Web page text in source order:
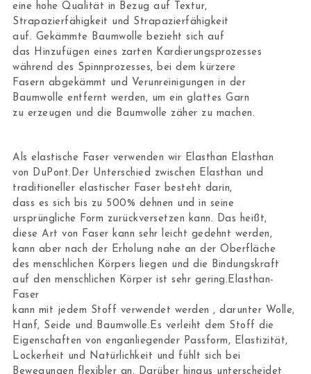
eine hohe Qualität in Bezug auf Textur,
Strapazierfähigkeit und Strapazierfähigkeit
auf. Gekämmte Baumwolle bezieht sich auf
das Hinzufügen eines zarten Kardierungsprozesses
während des Spinnprozesses, bei dem kürzere
Fasern abgekämmt und Verunreinigungen in der
Baumwolle entfernt werden, um ein glattes Garn
zu erzeugen und die Baumwolle zäher zu machen.
Als elastische Faser verwenden wir Elasthan Elasthan
von DuPont.Der Unterschied zwischen Elasthan und
traditioneller elastischer Faser besteht darin,
dass es sich bis zu 500% dehnen und in seine
ursprüngliche Form zurückversetzen kann. Das heißt,
diese Art von Faser kann sehr leicht gedehnt werden,
kann aber nach der Erholung nahe an der Oberfläche
des menschlichen Körpers liegen und die Bindungskraft
auf den menschlichen Körper ist sehr gering.Elasthan-
Faser
kann mit jedem Stoff verwendet werden , darunter Wolle,
Hanf, Seide und Baumwolle.Es verleiht dem Stoff die
Eigenschaften von enganliegender Passform, Elastizität,
Lockerheit und Natürlichkeit und fühlt sich bei
Bewegungen flexibler an. Darüber hinaus unterscheidet